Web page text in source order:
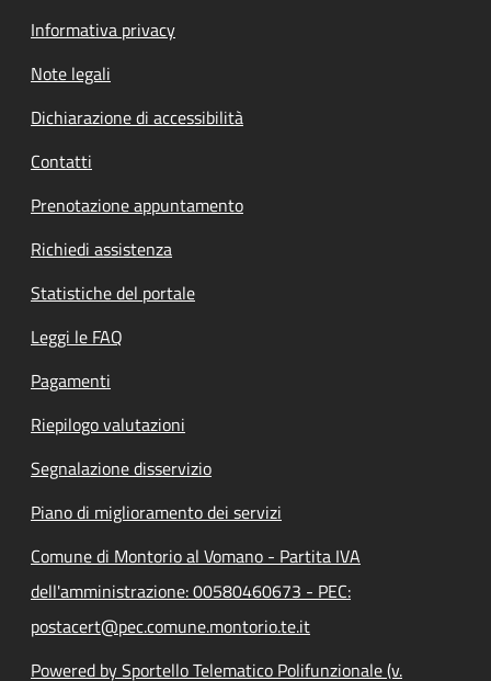
Informativa privacy
Note legali
Dichiarazione di accessibilità
Contatti
Prenotazione appuntamento
Richiedi assistenza
Statistiche del portale
Leggi le FAQ
Pagamenti
Riepilogo valutazioni
Segnalazione disservizio
Piano di miglioramento dei servizi
Comune di Montorio al Vomano - Partita IVA
dell'amministrazione: 00580460673 - PEC:
postacert@pec.comune.montorio.te.it
Powered by Sportello Telematico Polifunzionale (v.